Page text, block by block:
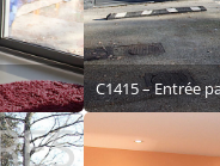
C1415 – Entrée